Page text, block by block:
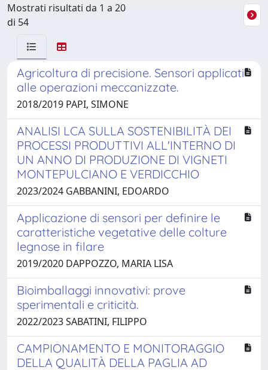
Mostrati risultati da 1 a 20
di 54
Agricoltura di precisione. Sensori applicati
alle operazioni meccanizzate.
2018/2019 PAPI, SIMONE
ANALISI LCA SULLA SOSTENIBILITÀ DEI
PROCESSI PRODUTTIVI ALL'INTERNO DI
UN ANNO DI PRODUZIONE DI VIGNETI
MONTEPULCIANO E VERDICCHIO
2023/2024 GABBANINI, EDOARDO
Applicazione di sensori per definire le
caratteristiche vegetative delle colture
legnose in filare
2019/2020 DAPPOZZO, MARIA LISA
Bioimballaggi innovativi: prove
sperimentali e criticità.
2022/2023 SABATINI, FILIPPO
CAMPIONAMENTO E MONITORAGGIO
DELLA QUALITÀ DELLA PAGLIA AD